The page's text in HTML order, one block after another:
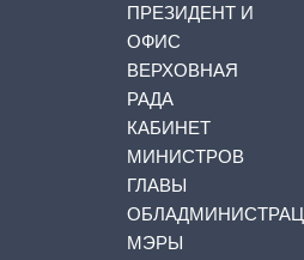
ПРЕЗИДЕНТ И
ОФИС
ВЕРХОВНАЯ
РАДА
КАБИНЕТ
МИНИСТРОВ
ГЛАВЫ
МЭРЫ